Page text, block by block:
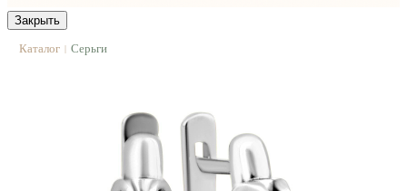
Закрыть
Каталог | Серьги